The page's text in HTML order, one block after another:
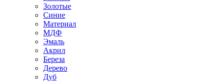
Золотые
Синие
Материал
МДФ
Эмаль
Акрил
Береза
Дерево
Дуб